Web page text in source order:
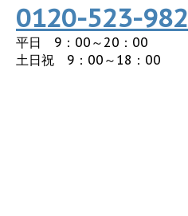
0120-523-982
平日 9：00～20：00
土日祝 9：00～18：00